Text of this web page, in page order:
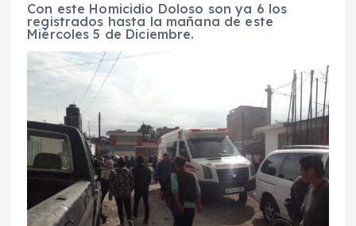
Con este Homicidio Doloso son ya 6 los
registrados hasta la mañana de este
Miércoles 5 de Diciembre.